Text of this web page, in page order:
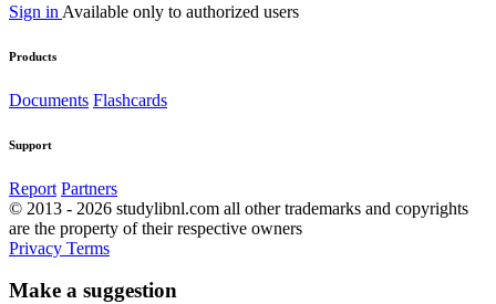
Sign in Available only to authorized users
Products
Documents Flashcards
Support
Report Partners
© 2013 - 2026 studylibnl.com all other trademarks and copyrights
are the property of their respective owners
Privacy Terms
Make a suggestion